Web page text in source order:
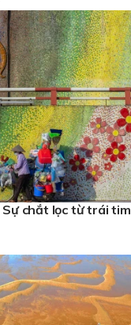
Sự chắt lọc từ trái tim